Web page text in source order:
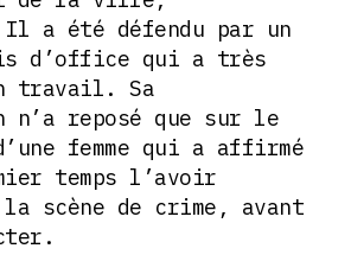
Il a été défendu par un
d’office qui a très
travail. Sa
n’a reposé que sur le
femme qui a affirmé
temps l’avoir
la scène de crime, avant